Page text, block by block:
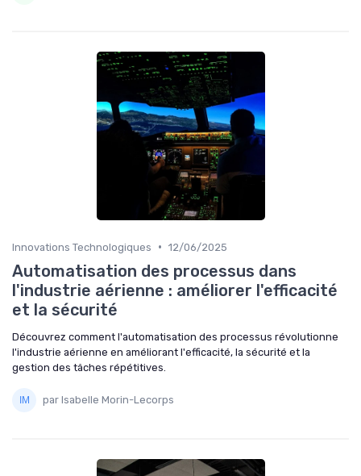
Innovations Technologiques • 12/06/2025
Automatisation des processus dans
l'industrie aérienne : améliorer l'efficacité
et la sécurité
Découvrez comment l'automatisation des processus révolutionne
l'industrie aérienne en améliorant l'efficacité, la sécurité et la
gestion des tâches répétitives.
par Isabelle Morin-Lecorps